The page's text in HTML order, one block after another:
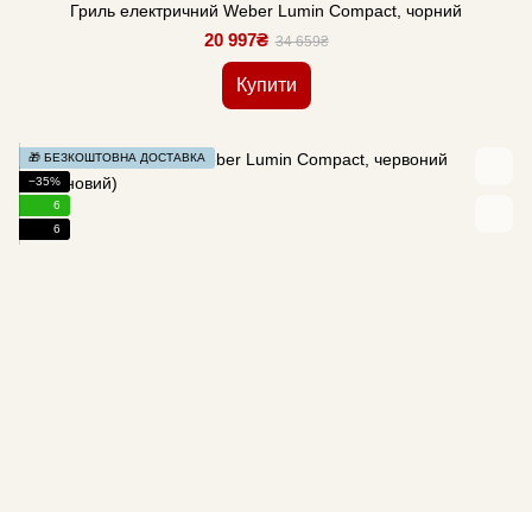
Гриль електричний Weber Lumin Compact, чорний
20 997₴ 34 659₴
Купити
🎁 БЕЗКОШТОВНА ДОСТАВКА
−35%
6
6